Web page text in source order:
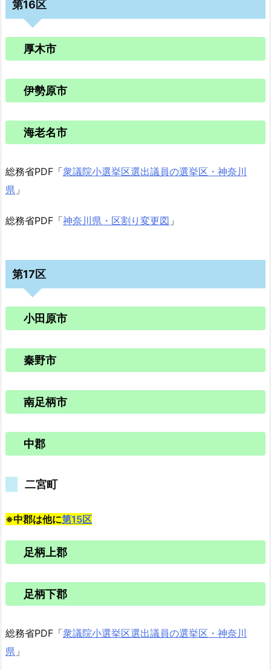
第16区
厚木市
伊勢原市
海老名市
総務省PDF「衆議院小選挙区選出議員の選挙区・神奈川
県 」
総務省PDF「神奈川県・区割り変更図 」
第17区
小田原市
秦野市
南足柄市
中郡
二宮町
※中郡は他に第15区
足柄上郡
足柄下郡
総務省PDF「衆議院小選挙区選出議員の選挙区・神奈川
県 」